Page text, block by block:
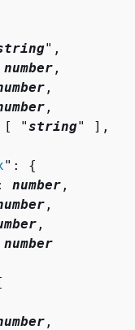
",
number ,
,
,
[ "string" ],
": {
number ,
,
,
number
,